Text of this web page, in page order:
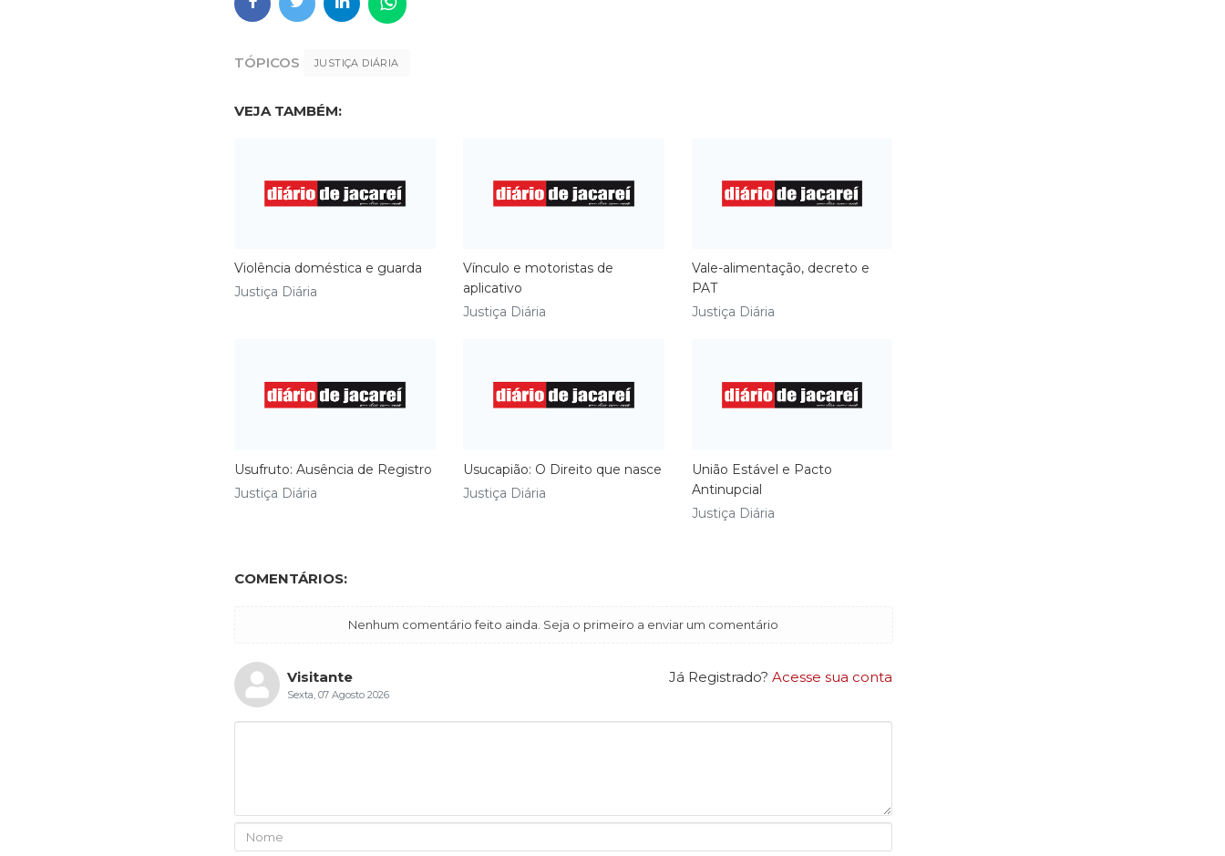
TÓPICOS JUSTIÇA DIÁRIA
VEJA TAMBÉM:
Violência doméstica e guarda
Justiça Diária
Vínculo e motoristas de
aplicativo
Justiça Diária
Vale-alimentação, decreto e
PAT
Justiça Diária
Usufruto: Ausência de Registro
Justiça Diária
Usucapião: O Direito que nasce
Justiça Diária
União Estável e Pacto
Antinupcial
Justiça Diária
COMENTÁRIOS:
Nenhum comentário feito ainda. Seja o primeiro a enviar um comentário
Já Registrado? Acesse sua conta
Visitante
Sexta, 07 Agosto 2026